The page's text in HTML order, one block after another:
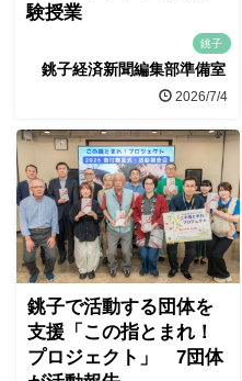
験授業
銚子
銚子経済新聞編集部準備室
2026/7/4
銚子で活動する団体を
支援「この指とまれ！
プロジェクト」 7団体